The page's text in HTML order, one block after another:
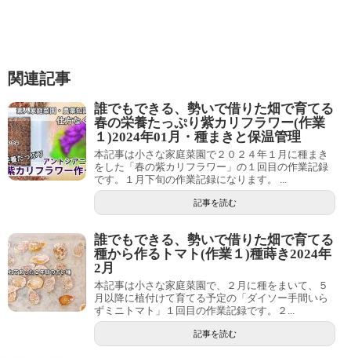
関連記事
誰でもできる、勢いで借りた畑で育てる
春の栄養たっぷり紫カリフラワー(作業
１)2024年01月・種まきと保温管理
本記事は小さな家庭菜園で２０２４年１月に種まき
をした「春の紫カリフラワー」の１回目の作業記録
です。１月下旬の作業記録になります。 ...
記事を読む
誰でもできる、勢いで借りた畑で育てる
種から作るトマト(作業１)種蒔き2024年
2月
本記事は小さな家庭菜園で、２月に種をまいて、５
月以降に植付けて育てる予定の「ダイソー手間いら
ずミニトマト」１回目の作業記録です。２...
記事を読む